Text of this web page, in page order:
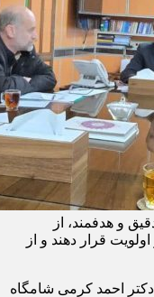
و هدفمند، از
قرار دهند و از